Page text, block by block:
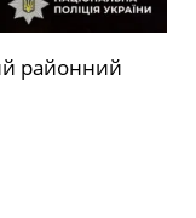
районний